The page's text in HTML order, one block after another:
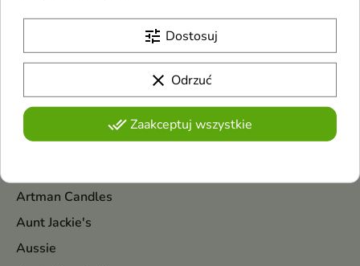
Ardell
Ariana Grande
Armaf
Armani
Aroma
Artman Candles
Aunt Jackie's
Aussie
tune Dostosuj
clear Odrzuć
done_allZaakceptuj wszystkie